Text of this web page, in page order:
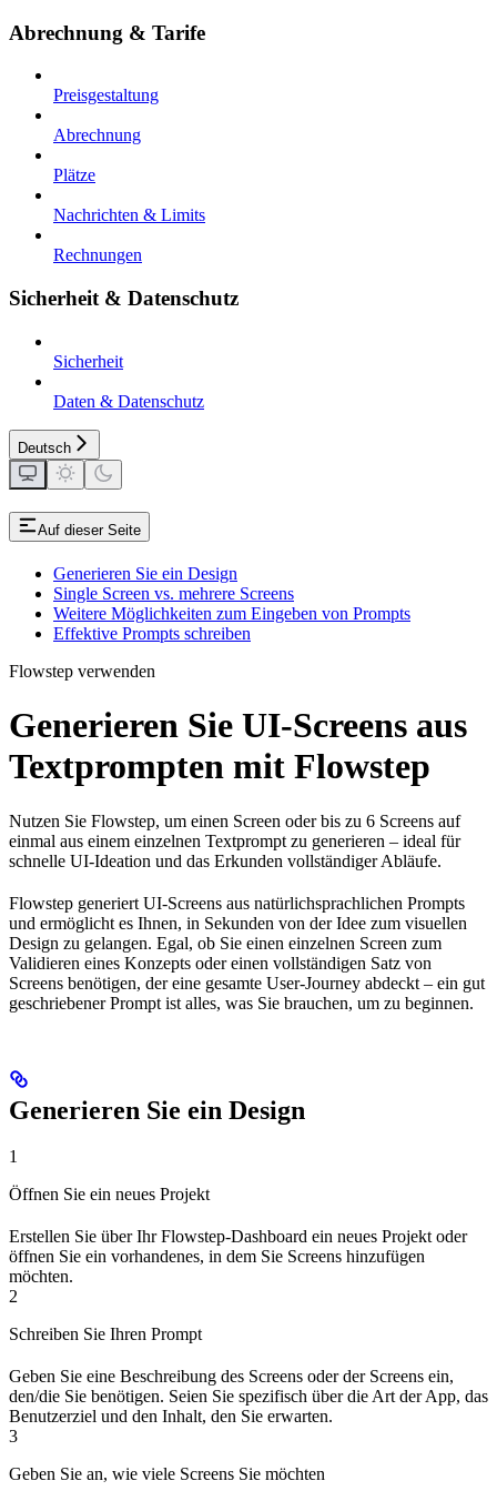
Abrechnung & Tarife
Preisgestaltung
Abrechnung
Plätze
Nachrichten & Limits
Rechnungen
Sicherheit & Datenschutz
Sicherheit
Daten & Datenschutz
Deutsch
Auf dieser Seite
Generieren Sie ein Design
Single Screen vs. mehrere Screens
Weitere Möglichkeiten zum Eingeben von Prompts
Effektive Prompts schreiben
Flowstep verwenden
Generieren Sie UI-Screens aus
Textprompten mit Flowstep
Nutzen Sie Flowstep, um einen Screen oder bis zu 6 Screens auf
einmal aus einem einzelnen Textprompt zu generieren – ideal für
schnelle UI-Ideation und das Erkunden vollständiger Abläufe.
Flowstep generiert UI-Screens aus natürlichsprachlichen Prompts
und ermöglicht es Ihnen, in Sekunden von der Idee zum visuellen
Design zu gelangen. Egal, ob Sie einen einzelnen Screen zum
Validieren eines Konzepts oder einen vollständigen Satz von
Screens benötigen, der eine gesamte User-Journey abdeckt – ein gut
geschriebener Prompt ist alles, was Sie brauchen, um zu beginnen.
Generieren Sie ein Design
1
Öffnen Sie ein neues Projekt
Erstellen Sie über Ihr Flowstep-Dashboard ein neues Projekt oder
öffnen Sie ein vorhandenes, in dem Sie Screens hinzufügen
möchten.
2
Schreiben Sie Ihren Prompt
Geben Sie eine Beschreibung des Screens oder der Screens ein,
den/die Sie benötigen. Seien Sie spezifisch über die Art der App, das
Benutzerziel und den Inhalt, den Sie erwarten.
3
Geben Sie an, wie viele Screens Sie möchten